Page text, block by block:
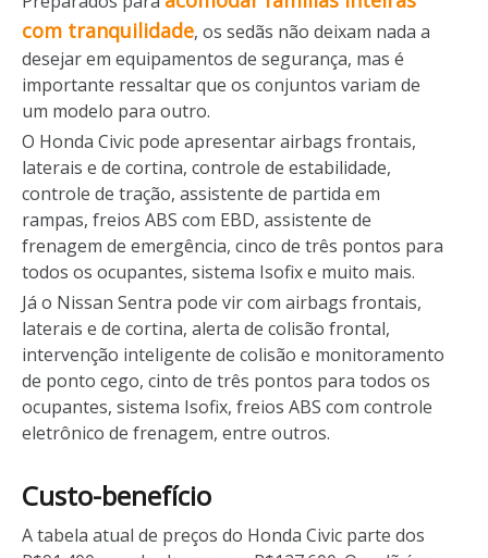
com tranquilidade, os sedãs não deixam nada a
desejar em equipamentos de segurança, mas é
importante ressaltar que os conjuntos variam de
um modelo para outro.
O Honda Civic pode apresentar airbags frontais,
laterais e de cortina, controle de estabilidade,
controle de tração, assistente de partida em
rampas, freios ABS com EBD, assistente de
frenagem de emergência, cinco de três pontos para
todos os ocupantes, sistema Isofix e muito mais.
Já o Nissan Sentra pode vir com airbags frontais,
laterais e de cortina, alerta de colisão frontal,
intervenção inteligente de colisão e monitoramento
de ponto cego, cinto de três pontos para todos os
ocupantes, sistema Isofix, freios ABS com controle
eletrônico de frenagem, entre outros.
Custo-benefício
A tabela atual de preços do Honda Civic parte dos